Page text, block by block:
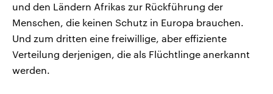
und den Ländern Afrikas zur Rückführung der
Menschen, die keinen Schutz in Europa brauchen.
Und zum dritten eine freiwillige, aber effiziente
Verteilung derjenigen, die als Flüchtlinge anerkannt
werden.